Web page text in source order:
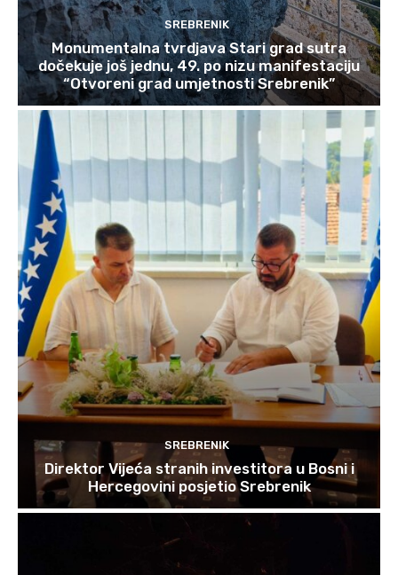
SREBRENIK
Monumentalna tvrdjava Stari grad sutra
dočekuje još jednu, 49. po nizu manifestaciju
“Otvoreni grad umjetnosti Srebrenik”
SREBRENIK
Direktor Vijeća stranih investitora u Bosni i
Hercegovini posjetio Srebrenik